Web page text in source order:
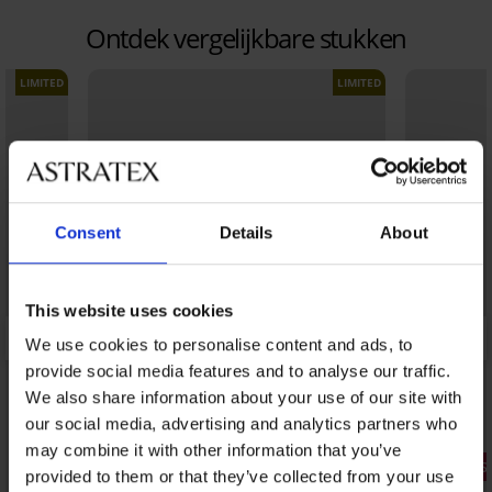
Consent Details About
This website uses cookies
We use cookies to personalise content and ads, to
provide social media features and to analyse our traffic.
We also share information about your use of our site with
our social media, advertising and analytics partners who
may combine it with other information that you’ve
provided to them or that they’ve collected from your use
Ontdek vergelijkbare stukken
LIMITED LIMITED
1+1 GRATIS